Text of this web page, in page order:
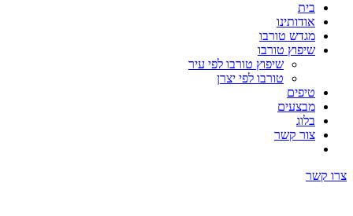
בית
אודותינו
מגדש טורבו
שיפוץ טורבו
שיפוץ טורבו לפי עיר
טורבו לפי יצרן
טיפים
מבצעים
בלוג
צור קשר
צרו קשר